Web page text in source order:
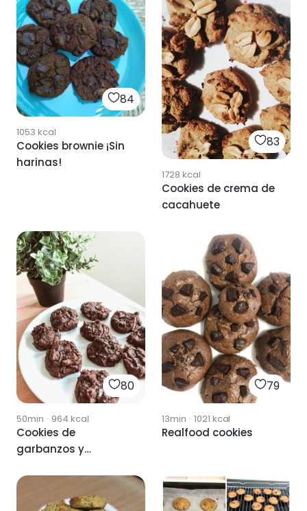
84
1053 kcal
Cookies brownie ¡Sin
harinas!
83
1728 kcal
Cookies de crema de
cacahuete
80
50min · 964 kcal
Cookies de
garbanzos y
79
13min · 1021 kcal
Realfood cookies